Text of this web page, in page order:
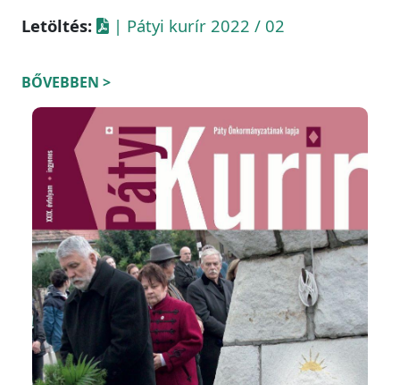
Letöltés:
| Pátyi kurír 2022 / 02
BŐVEBBEN >